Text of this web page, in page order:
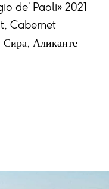
de’ Paoli» 2021
Cabernet
Аликанте